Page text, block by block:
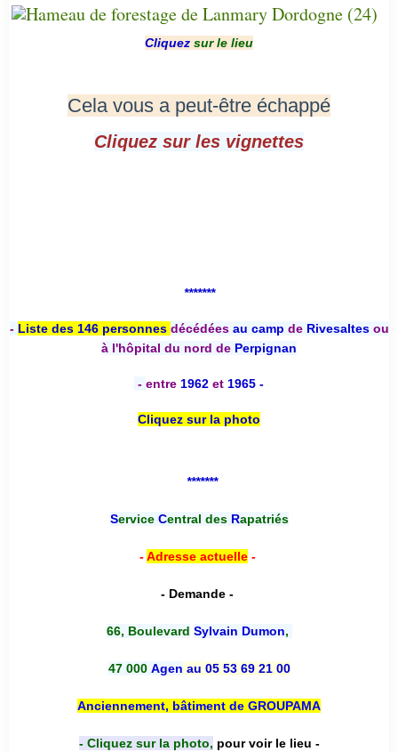
Cliquez sur le lieu
Cela vous a peut-être échappé
Cliquez sur les vignettes
*******
- Liste des 146 personnes décédées au camp deRivesaltesou
à l'hôpital du nord de Perpignan
- entre 1962 et 1965 -
Cliquez sur la photo
*******
Service Central desRapatriés
-Adresse actuelle-
- Demande -
66, Boulevard Sylvain Dumon,
47 000 Agen au 05 53 69 21 00
Anciennement, bâtiment de GROUPAMA
- Cliquez sur la photo, pour voir le lieu -